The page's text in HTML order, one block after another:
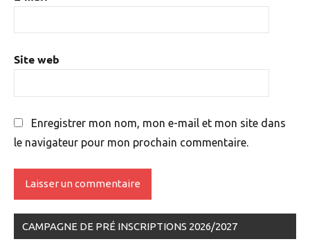
Site web
Enregistrer mon nom, mon e-mail et mon site dans
le navigateur pour mon prochain commentaire.
CAMPAGNE DE PRÉ INSCRIPTIONS 2026/2027